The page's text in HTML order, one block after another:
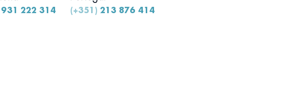
931 222 314 (+351) 213 876 414